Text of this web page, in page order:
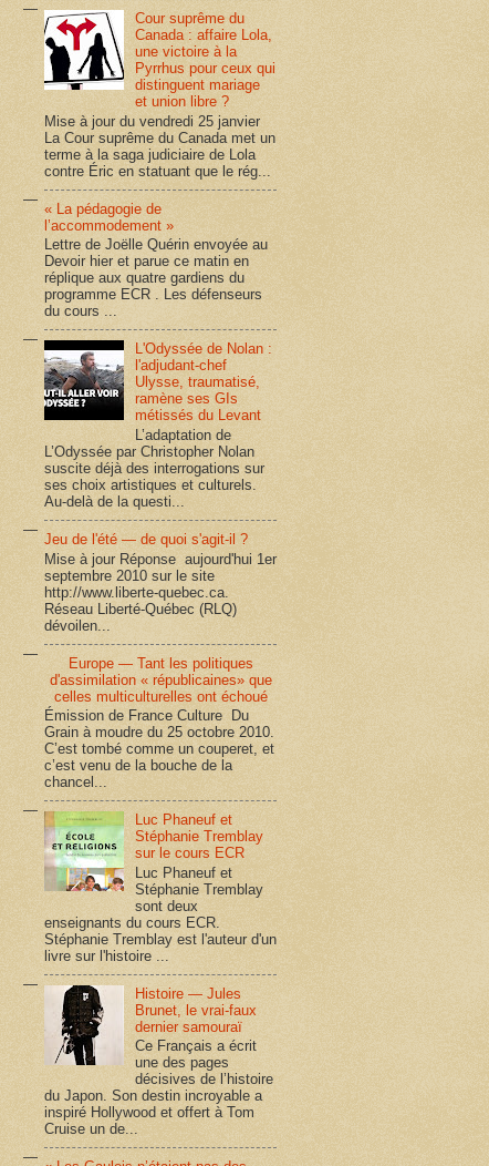
Cour suprême du
Canada : affaire Lola,
une victoire à la
Pyrrhus pour ceux qui
distinguent mariage
et union libre ?
Mise à jour du vendredi 25 janvier
La Cour suprême du Canada met un
terme à la saga judiciaire de Lola
contre Éric en statuant que le rég...
« La pédagogie de
l’accommodement »
Lettre de Joëlle Quérin envoyée au
Devoir hier et parue ce matin en
réplique aux quatre gardiens du
programme ECR . Les défenseurs
du cours ...
L'Odyssée de Nolan :
l'adjudant-chef
Ulysse, traumatisé,
ramène ses GIs
métissés du Levant
L’adaptation de
L’Odyssée par Christopher Nolan
suscite déjà des interrogations sur
ses choix artistiques et culturels.
Au-delà de la questi...
Jeu de l'été — de quoi s'agit-il ?
Mise à jour Réponse aujourd'hui 1er
septembre 2010 sur le site
http://www.liberte-quebec.ca.
Réseau Liberté-Québec (RLQ)
dévoilen...
Europe — Tant les politiques
d'assimilation « républicaines» que
celles multiculturelles ont échoué
Émission de France Culture Du
Grain à moudre du 25 octobre 2010.
C’est tombé comme un couperet, et
c’est venu de la bouche de la
chancel...
Luc Phaneuf et
Stéphanie Tremblay
sur le cours ECR
Luc Phaneuf et
Stéphanie Tremblay
sont deux
enseignants du cours ECR.
Stéphanie Tremblay est l'auteur d'un
livre sur l'histoire ...
Histoire — Jules
Brunet, le vrai-faux
dernier samouraï
Ce Français a écrit
une des pages
décisives de l’histoire
du Japon. Son destin incroyable a
inspiré Hollywood et offert à Tom
Cruise un de...